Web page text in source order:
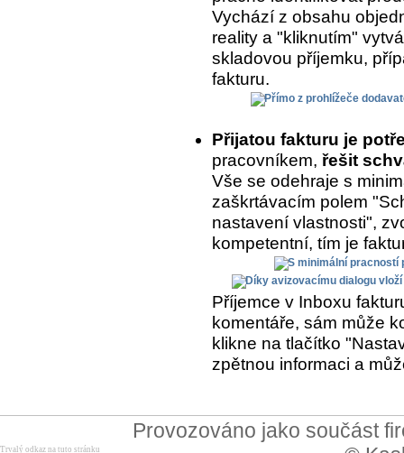
Vychází z obsahu
reality a "kliknutím"
skladovou příjemku,
fakturu.
Přijatou fakturu je
pracovníkem, řešit
Vše se odehraje s
zaškrtávacím polem
nastavení vlastnosti",
kompetentní, tím je
Příjemce v Inboxu
komentáře, sám může
klikne na tlačítko
zpětnou informaci a
Provozováno jako součást
Trvalý odkaz na tuto stránku